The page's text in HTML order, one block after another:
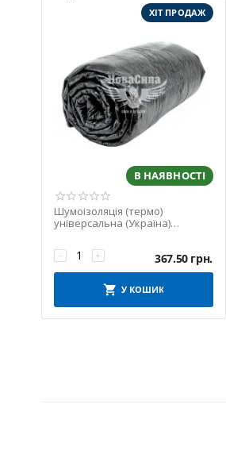
ХІТ ПРОДАЖ
В НАЯВНОСТІ
Шумоізоляція (термо)
універсальна (Україна)
+
− 367.50 грн.
У КОШИК